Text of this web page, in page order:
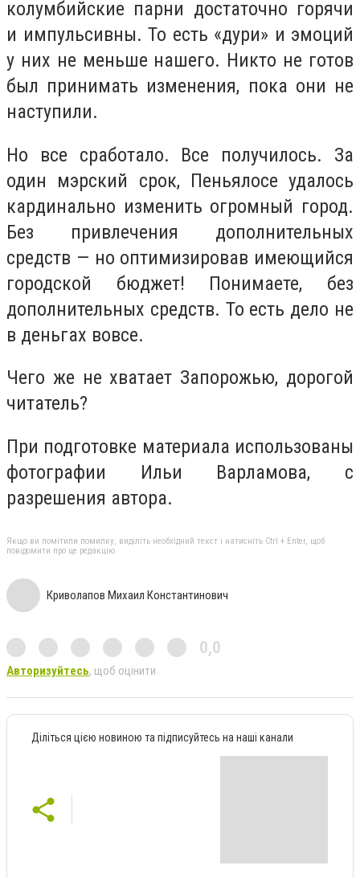
колумбийские парни достаточно горячи
и импульсивны. То есть «дури» и эмоций
у них не меньше нашего. Никто не готов
был принимать изменения, пока они не
наступили.
Но все сработало. Все получилось. За
один мэрский срок, Пеньялосе удалось
кардинально изменить огромный город.
Без привлечения дополнительных
средств — но оптимизировав имеющийся
городской бюджет! Понимаете, без
дополнительных средств. То есть дело не
в деньгах вовсе.
Чего же не хватает Запорожью, дорогой
читатель?
При подготовке материала использованы
фотографии Ильи Варламова, с
разрешения автора.
Якщо ви помітили помилку, виділіть необхідний текст і натисніть Ctrl + Enter, щоб
повідомити про це редакцію
Криволапов Михаил Константинович
0,0
Авторизуйтесь, щоб оцінити
Діліться цією новиною та підписуйтесь на наші канали